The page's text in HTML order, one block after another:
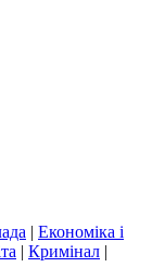
| Економіка і
| Кримінал |